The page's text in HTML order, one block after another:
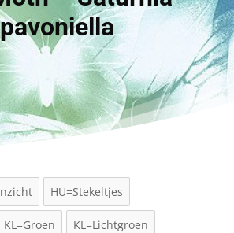
pavoniella
HU=Stekeltjes
KL=Groen KL=Lichtgroen